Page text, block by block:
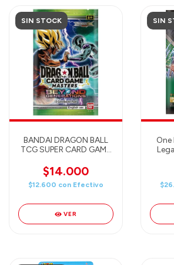
SIN STOCK
BANDAI DRAGON BALL
TCG SUPER CARD GAME
BEYOND GENERATIONS
Booster Pack (B24)
ENGLISH
$14.000
$12.600 con Efectivo
VER
SIN
One